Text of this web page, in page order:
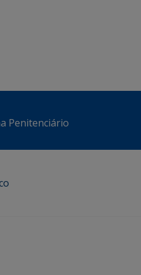
Penitenciário